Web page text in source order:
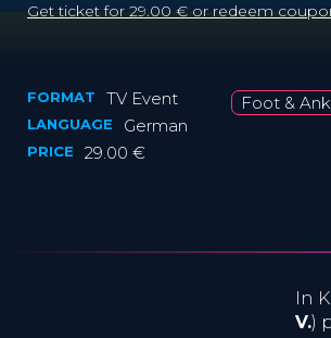
Get ticket for 29.00 € or redeem
FORMAT TV Event
LANGUAGE German
PRICE 29.00 €
Foot &
In
V.)